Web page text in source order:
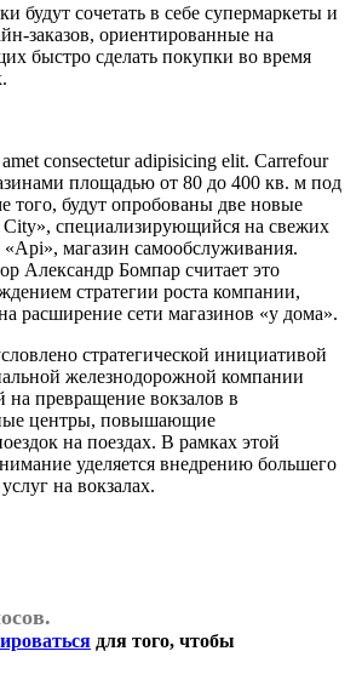
будут сочетать в себе супермаркеты и
заказов, ориентированные на
быстро сделать покупки во время
consectetur adipisicing elit. Carrefour
площадью от 80 до 400 кв. м под
того, будут опробованы две новые
City», специализирующийся на свежих
магазин самообслуживания.
Александр Бомпар считает это
стратегии роста компании,
расширение сети магазинов «у дома».
стратегической инициативой
железнодорожной компании
на превращение вокзалов в
центры, повышающие
на поездах. В рамках этой
уделяется внедрению большего
на вокзалах.
для того, чтобы